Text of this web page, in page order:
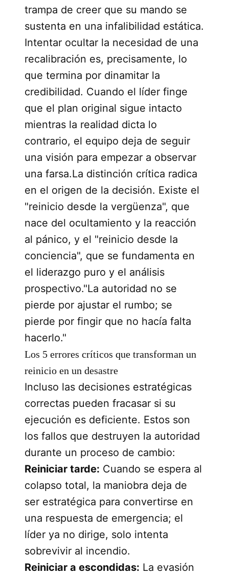
trampa de creer que su mando se
sustenta en una infalibilidad estática.
Intentar ocultar la necesidad de una
recalibración es, precisamente, lo
que termina por dinamitar la
credibilidad. Cuando el líder finge
que el plan original sigue intacto
mientras la realidad dicta lo
contrario, el equipo deja de seguir
una visión para empezar a observar
una farsa.La distinción crítica radica
en el origen de la decisión. Existe el
"reinicio desde la vergüenza", que
nace del ocultamiento y la reacción
al pánico, y el "reinicio desde la
conciencia", que se fundamenta en
el liderazgo puro y el análisis
prospectivo."La autoridad no se
pierde por ajustar el rumbo; se
pierde por fingir que no hacía falta
hacerlo."
Los 5 errores críticos que transforman un
reinicio en un desastre
Incluso las decisiones estratégicas
correctas pueden fracasar si su
ejecución es deficiente. Estos son
los fallos que destruyen la autoridad
durante un proceso de cambio:
Reiniciar tarde: Cuando se espera al
colapso total, la maniobra deja de
ser estratégica para convertirse en
una respuesta de emergencia; el
líder ya no dirige, solo intenta
sobrevivir al incendio.
Reiniciar a escondidas: La evasión